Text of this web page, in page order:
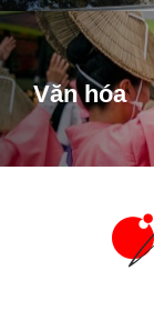
Văn hóa